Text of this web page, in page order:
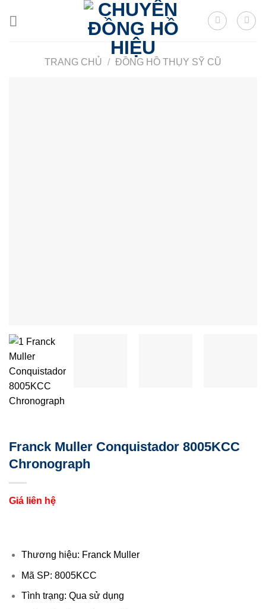
TRANG CHỦ / ĐỒNG HỒ THỤY SỸ CŨ
Franck Muller Conquistador 8005KCC
Chronograph
Giá liên hệ
Thương hiệu: Franck Muller
Mã SP: 8005KCC
Tình trạng: Qua sử dụng